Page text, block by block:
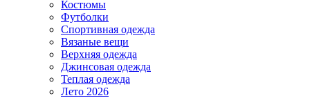
Костюмы
Футболки
Спортивная одежда
Вязаные вещи
Верхняя одежда
Джинсовая одежда
Теплая одежда
Лето 2026